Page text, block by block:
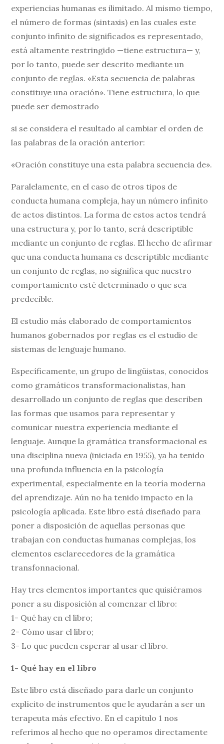
experiencias humanas es ilimitado. Al mismo tiempo,
el número de formas (sintaxis) en las cuales este
conjunto infinito de significados es representado,
está altamente restringido —tiene estructura— y,
por lo tanto, puede ser descrito mediante un
conjunto de reglas. «Esta secuencia de palabras
constituye una oración». Tiene estructura, lo que
puede ser demostrado
si se considera el resultado al cambiar el orden de
las palabras de la oración anterior:
«Oración constituye una esta palabra secuencia de».
Paralelamente, en el caso de otros tipos de
conducta humana compleja, hay un número infinito
de actos distintos. La forma de estos actos tendrá
una estructura y, por lo tanto, será descriptible
mediante un conjunto de reglas. El hecho de afirmar
que una conducta humana es descriptible mediante
un conjunto de reglas, no significa que nuestro
comportamiento esté determinado o que sea
predecible.
El estudio más elaborado de comportamientos
humanos gobernados por reglas es el estudio de
sistemas de lenguaje humano.
Específicamente, un grupo de lingüistas, conocidos
como gramáticos transformacionalistas, han
desarrollado un conjunto de reglas que describen
las formas que usamos para representar y
comunicar nuestra experiencia mediante el
lenguaje. Aunque la gramática transformacional es
una disciplina nueva (iniciada en 1955), ya ha tenido
una profunda influencia en la psicología
experimental, especialmente en la teoría moderna
del aprendizaje. Aún no ha tenido impacto en la
psicología aplicada. Este libro está diseñado para
poner a disposición de aquellas personas que
trabajan con conductas humanas complejas, los
elementos esclarecedores de la gramática
transfonnacional.
Hay tres elementos importantes que quisiéramos
poner a su disposición al comenzar el libro:
1- Qué hay en el libro;
2- Cómo usar el libro;
3- Lo que pueden esperar al usar el libro.
1- Qué hay en el libro
Este libro está diseñado para darle un conjunto
explícito de instrumentos que le ayudarán a ser un
terapeuta más efectivo. En el capítulo 1 nos
referimos al hecho que no operamos directamente